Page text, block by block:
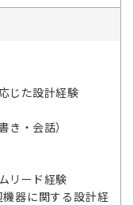
じた設計経験
き・会話）
リード経験
機器に関する設計経